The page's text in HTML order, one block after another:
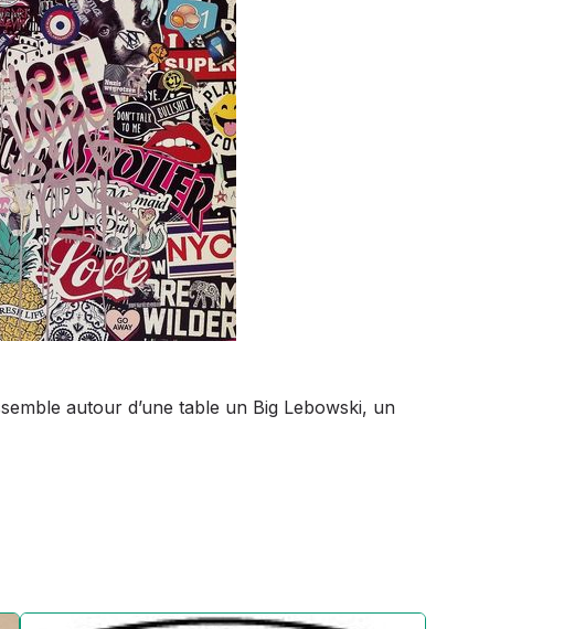
autour d’une table un Big Lebowski, un